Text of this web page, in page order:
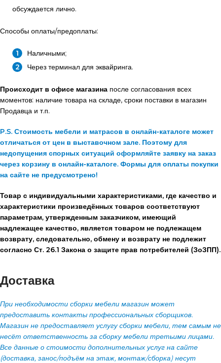
обсуждается лично.
Способы оплаты/предоплаты:
Наличными;
Через терминал для эквайринга.
Происходит в офисе магазина после согласования всех
моментов: наличие товара на складе, сроки поставки в магазин
Продавца и т.п.
P.S. Стоимость мебели и матрасов в онлайн-каталоге может
отличаться от цен в выставочном зале. Поэтому для
недопущения спорных ситуаций оформляйте заявку на заказ
через корзину в онлайн-каталоге. Формы для оплаты покупки
на сайте не предусмотрено!
Товар с индивидуальными характеристиками, где качество и
характеристики произведённых товаров соответствуют
параметрам, утвержденным заказчиком, имеющий
надлежащее качество, является товаром не подлежащем
возврату, следовательно, обмену и возврату не подлежит
согласно Ст. 26.1 Закона о защите прав потребителей (ЗоЗПП).
Доставка
При необходимости сборки мебели магазин может
предоставить контакты профессиональных сборщиков.
Магазин не предоставляет услугу сборки мебели, тем самым не
несёт ответственность за сборку мебели третьими лицами.
Все данные о стоимости дополнительных услуг на сайте
(доставка, занос/подъём на этаж, монтаж/сборка) несут